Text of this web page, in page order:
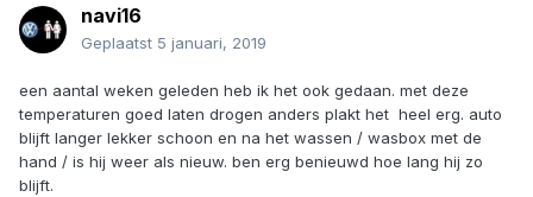
navi16
Geplaatst 5 januari, 2019
een aantal weken geleden heb ik het ook gedaan. met deze
temperaturen goed laten drogen anders plakt het heel erg. auto
blijft langer lekker schoon en na het wassen / wasbox met de
hand / is hij weer als nieuw. ben erg benieuwd hoe lang hij zo
blijft.